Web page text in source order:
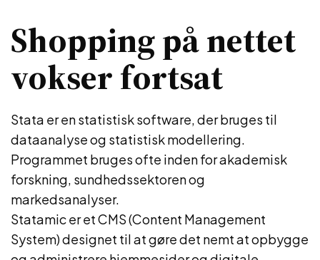
Shopping på nettet
vokser fortsat
Stata er en statistisk software, der bruges til
dataanalyse og statistisk modellering.
Programmet bruges ofte inden for akademisk
forskning, sundhedssektoren og
markedsanalyser.
Statamic er et CMS (Content Management
System) designet til at gøre det nemt at opbygge